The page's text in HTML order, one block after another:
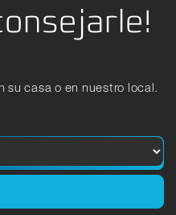
su casa o en nuestro local.